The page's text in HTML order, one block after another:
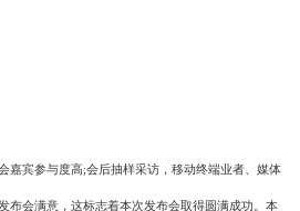
嘉宾参与度高;会后抽样采访，移动终端业者、媒体
布会满意，这标志着本次发布会取得圆满成功。本